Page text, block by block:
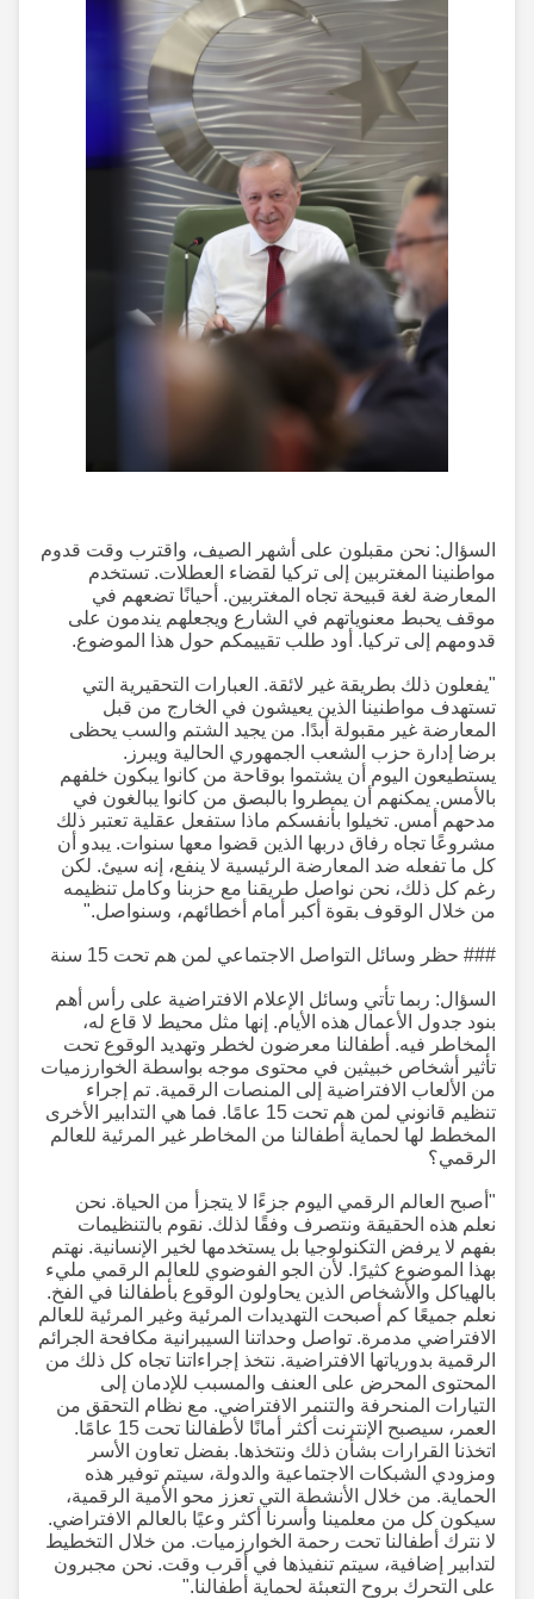
السؤال: نحن مقبلون على أشهر الصيف، واقترب وقت قدوم
مواطنينا المغتربين إلى تركيا لقضاء العطلات. تستخدم
المعارضة لغة قبيحة تجاه المغتربين. أحيانًا تضعهم في
موقف يحبط معنوياتهم في الشارع ويجعلهم يندمون على
قدومهم إلى تركيا. أود طلب تقييمكم حول هذا الموضوع.
"يفعلون ذلك بطريقة غير لائقة. العبارات التحقيرية التي
تستهدف مواطنينا الذين يعيشون في الخارج من قبل
المعارضة غير مقبولة أبدًا. من يجيد الشتم والسب يحظى
برضا إدارة حزب الشعب الجمهوري الحالية ويبرز.
يستطيعون اليوم أن يشتموا بوقاحة من كانوا يبكون خلفهم
بالأمس. يمكنهم أن يمطروا بالبصق من كانوا يبالغون في
مدحهم أمس. تخيلوا بأنفسكم ماذا ستفعل عقلية تعتبر ذلك
مشروعًا تجاه رفاق دربها الذين قضوا معها سنوات. يبدو أن
كل ما تفعله ضد المعارضة الرئيسية لا ينفع، إنه سيئ. لكن
رغم كل ذلك، نحن نواصل طريقنا مع حزبنا وكامل تنظيمه
من خلال الوقوف بقوة أكبر أمام أخطائهم، وسنواصل."
### حظر وسائل التواصل الاجتماعي لمن هم تحت 15 سنة
السؤال: ربما تأتي وسائل الإعلام الافتراضية على رأس أهم
بنود جدول الأعمال هذه الأيام. إنها مثل محيط لا قاع له،
المخاطر فيه. أطفالنا معرضون لخطر وتهديد الوقوع تحت
تأثير أشخاص خبيثين في محتوى موجه بواسطة الخوارزميات
من الألعاب الافتراضية إلى المنصات الرقمية. تم إجراء
تنظيم قانوني لمن هم تحت 15 عامًا. فما هي التدابير الأخرى
المخطط لها لحماية أطفالنا من المخاطر غير المرئية للعالم
الرقمي؟
"أصبح العالم الرقمي اليوم جزءًا لا يتجزأ من الحياة. نحن
نعلم هذه الحقيقة ونتصرف وفقًا لذلك. نقوم بالتنظيمات
بفهم لا يرفض التكنولوجيا بل يستخدمها لخير الإنسانية. نهتم
بهذا الموضوع كثيرًا. لأن الجو الفوضوي للعالم الرقمي مليء
بالهياكل والأشخاص الذين يحاولون الوقوع بأطفالنا في الفخ.
نعلم جميعًا كم أصبحت التهديدات المرئية وغير المرئية للعالم
الافتراضي مدمرة. تواصل وحداتنا السيبرانية مكافحة الجرائم
الرقمية بدورياتها الافتراضية. نتخذ إجراءاتنا تجاه كل ذلك من
المحتوى المحرض على العنف والمسبب للإدمان إلى
التيارات المنحرفة والتنمر الافتراضي. مع نظام التحقق من
العمر، سيصبح الإنترنت أكثر أمانًا لأطفالنا تحت 15 عامًا.
اتخذنا القرارات بشأن ذلك ونتخذها. بفضل تعاون الأسر
ومزودي الشبكات الاجتماعية والدولة، سيتم توفير هذه
الحماية. من خلال الأنشطة التي تعزز محو الأمية الرقمية،
سيكون كل من معلمينا وأسرنا أكثر وعيًا بالعالم الافتراضي.
لا نترك أطفالنا تحت رحمة الخوارزميات. من خلال التخطيط
لتدابير إضافية، سيتم تنفيذها في أقرب وقت. نحن مجبرون
على التحرك بروح التعبئة لحماية أطفالنا."